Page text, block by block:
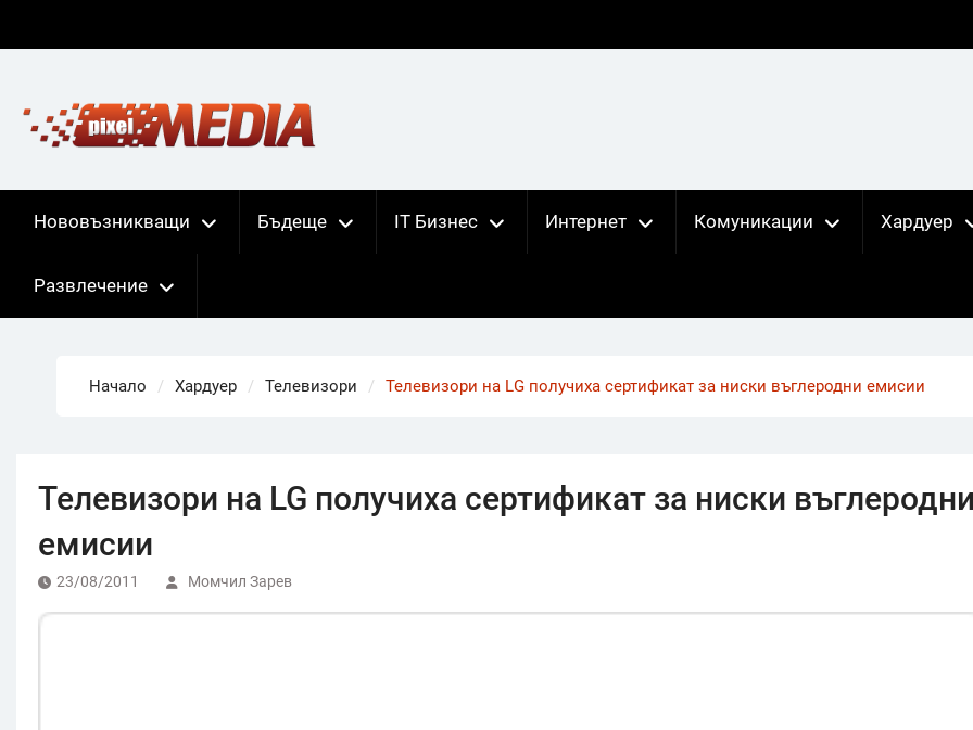
Нововъзникващи Бъдеще IT Бизнес Интернет Комуникации Хардуер
Развлечение
Начало Хардуер Телевизори Телевизори на LG получиха сертификат за ниски въглеродни емисии
Телевизори на LG получиха сертификат за ниски
емисии
23/08/2011 Момчил Зарев